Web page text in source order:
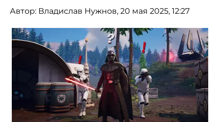
Автор: Владислав Нужнов, 20 мая 2025, 12:27